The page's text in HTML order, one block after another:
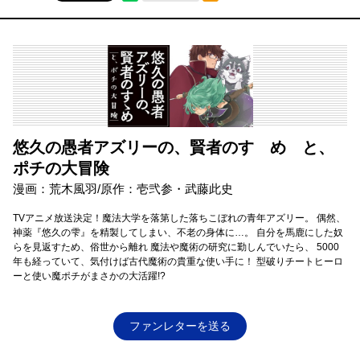
悠久の愚者アズリーの、賢者のすゝめ と、
ポチの大冒険
漫画：荒木風羽/原作：壱弐参・武藤此史
TVアニメ放送決定！魔法大学を落第した落ちこぼれの青年アズリー。 偶然、
神薬『悠久の雫』を精製してしまい、不老の身体に…。 自分を馬鹿にした奴
らを見返すため、俗世から離れ 魔法や魔術の研究に勤しんでいたら、 5000
年も経っていて、気付けば古代魔術の貴重な使い手に！ 型破りチートヒーロ
ーと使い魔ポチがまさかの大活躍!?
ファンレターを送る